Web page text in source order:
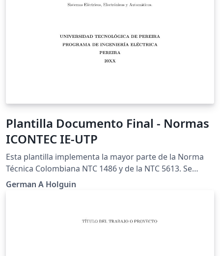
Plantilla Documento Final - Normas
ICONTEC IE-UTP
Esta plantilla implementa la mayor parte de la Norma
Técnica Colombiana NTC 1486 y de la NTC 5613. Se
aparta de la norma en el estilo de la citas, donde se
prefiere utilizar el estilo de IEEE. Esto se puede cambiar
German A Holguin